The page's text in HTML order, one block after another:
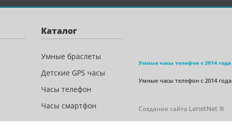
Каталог
Умные браслеты
Детские GPS часы
Часы телефон
Часы смартфон
Умные часы телефон c 2014 года
Умные часы телефон с 2014 года
Создание сайта LenetNet®